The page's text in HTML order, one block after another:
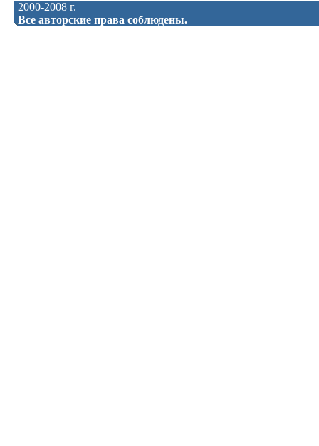
2000-2008 г.
Все авторские права соблюдены.